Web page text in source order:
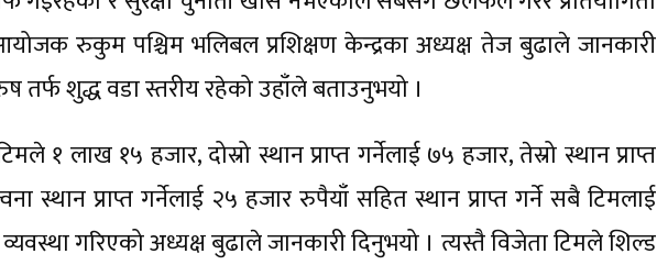
रुकुम पश्चिम भलिबल प्रशिक्षण केन्द्रका अध्यक्ष तेज बुढाले जानकारी
तर्फ शुद्ध वडा स्तरीय रहेको उहाँले बताउनुभयो ।
१ लाख १५ हजार, दोस्रो स्थान प्राप्त गर्नेलाई ७५ हजार, तेस्रो स्थान प्राप्त
स्थान प्राप्त गर्नेलाई २५ हजार रुपैयाँ सहित स्थान प्राप्त गर्ने सबै टिमलाई
गरिएको अध्यक्ष बुढाले जानकारी दिनुभयो । त्यस्तै विजेता टिमले शिल्ड